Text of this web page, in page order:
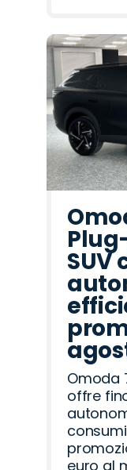
SUV
Omoda
offre
euro al